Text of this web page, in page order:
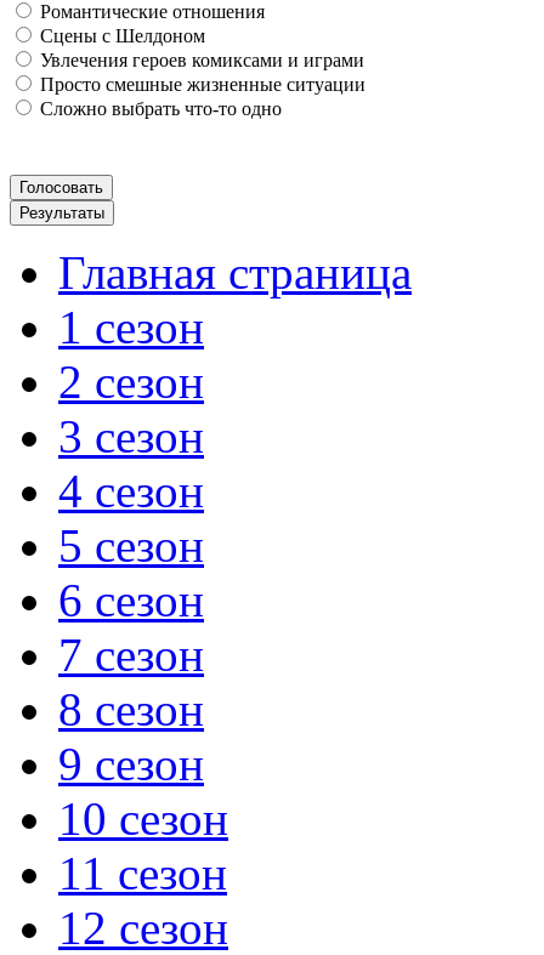
Романтические отношения
Сцены с Шелдоном
Увлечения героев комиксами и играми
Просто смешные жизненные ситуации
Сложно выбрать что-то одно
Главная страница
1 сезон
2 сезон
3 сезон
4 сезон
5 сезон
6 сезон
7 сезон
8 сезон
9 сезон
10 сезон
11 сезон
12 сезон